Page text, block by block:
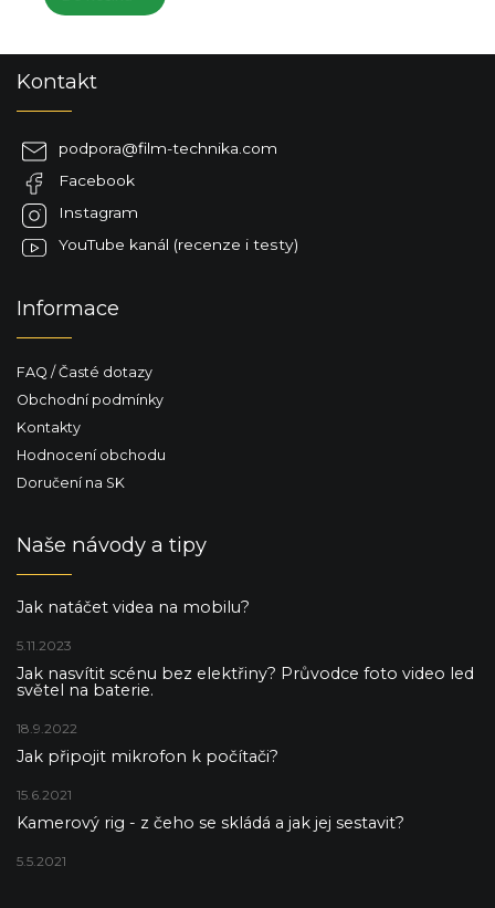
Kontakt
podpora@film-technika.com
Facebook
Instagram
YouTube kanál (recenze i testy)
Informace
FAQ / Časté dotazy
Obchodní podmínky
Kontakty
Hodnocení obchodu
Doručení na SK
Naše návody a tipy
Jak natáčet videa na mobilu?
5.11.2023
Jak nasvítit scénu bez elektřiny? Průvodce foto video led
světel na baterie.
18.9.2022
Jak připojit mikrofon k počítači?
15.6.2021
Kamerový rig - z čeho se skládá a jak jej sestavit?
5.5.2021